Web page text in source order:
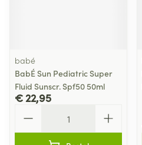
babé
BabÉ Sun Pediatric Super
Fluid Sunscr. Spf50 50ml
€ 22,95